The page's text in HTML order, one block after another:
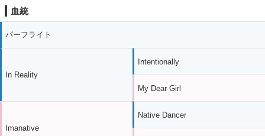
血統
パーフライト
In Reality
Imanative
Intentionally
My Dear Girl
Native Dancer